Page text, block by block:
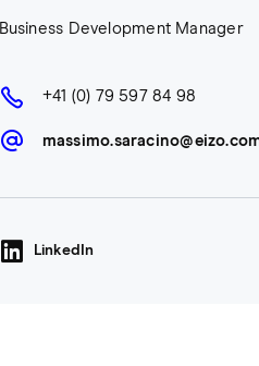
Business Development Manager
+41 (0) 79 597 84 98
LinkedIn